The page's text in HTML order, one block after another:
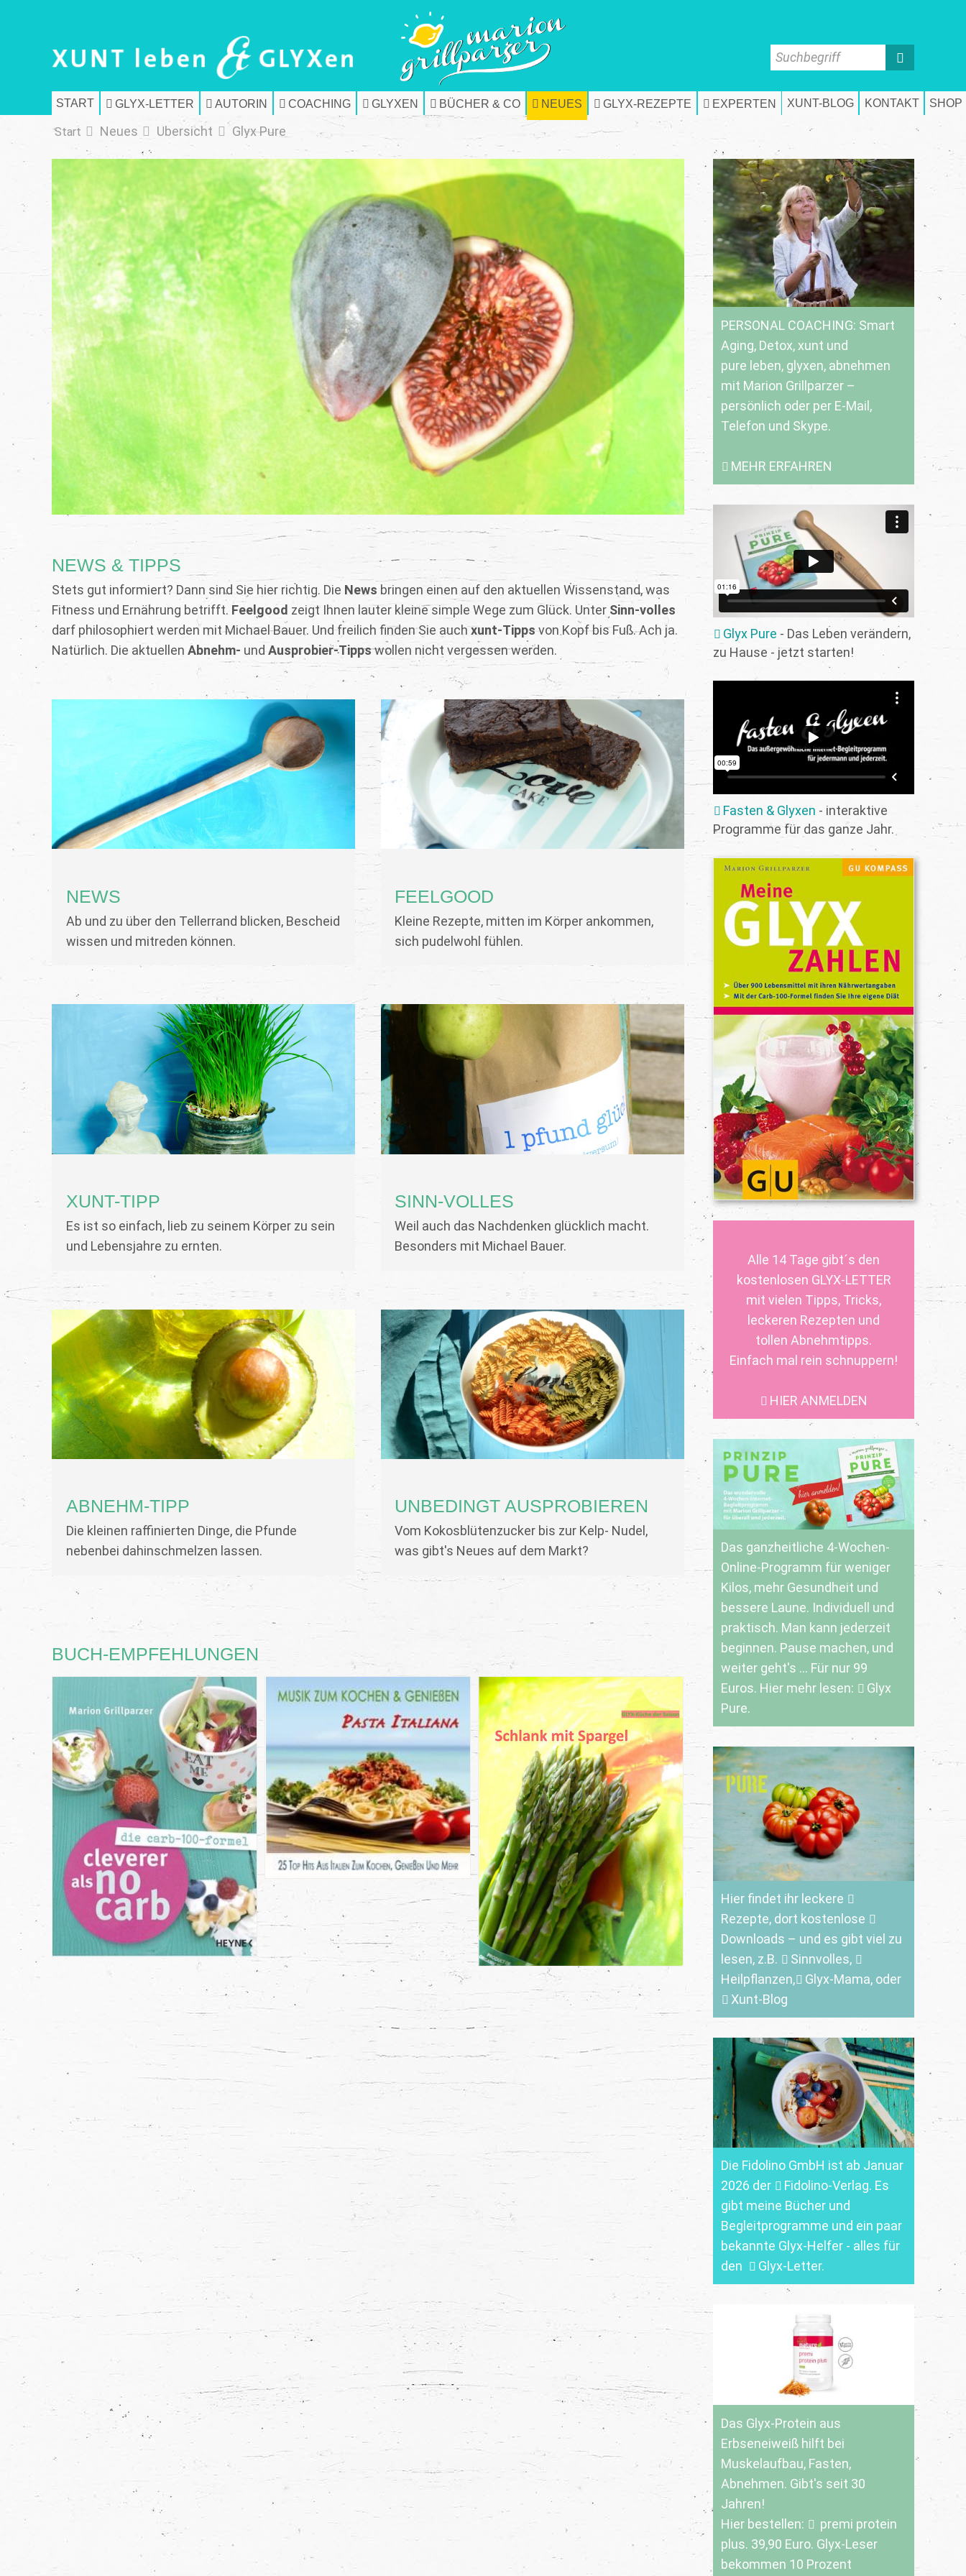
START GLYX-LETTER AUTORIN COACHING GLYXEN BÜCHER & CO NEUES GLYX-REZEPTE EXPERTEN XUNT-BLOG KONTAKT SHOP
Suchbegriff
Start Neues Übersicht Glyx Pure
PERSONAL COACHING: Smart
Aging, Detox, xunt und
pure leben, glyxen, abnehmen
mit Marion Grillparzer –
persönlich oder per E-Mail,
Telefon und Skype.
MEHR ERFAHREN
Glyx Pure - Das Leben verändern,
zu Hause - jetzt starten!
Fasten & Glyxen - interaktive
Programme für das ganze Jahr.
Alle 14 Tage gibt´s den
kostenlosen GLYX-LETTER
mit vielen Tipps, Tricks,
leckeren Rezepten und
tollen Abnehmtipps.
Einfach mal rein schnuppern!
HIER ANMELDEN
Das ganzheitliche 4-Wochen-
Online-Programm für weniger
Kilos, mehr Gesundheit und
bessere Laune. Individuell und
praktisch. Man kann jederzeit
beginnen. Pause machen, und
weiter geht's ... Für nur 99
Euros. Hier mehr lesen:
Glyx
Pure.
Hier findet ihr leckere
Rezepte, dort kostenlose
Downloads – und es gibt viel zu
lesen, z.B.
Sinnvolles,
Heilpflanzen,
Glyx-Mama, oder
Xunt-Blog
Die Fidolino GmbH ist ab Januar
2026 der
Fidolino-Verlag. Es
gibt meine Bücher und
Begleitprogramme und ein paar
bekannte Glyx-Helfer - alles für
den
Glyx-Letter.
Das Glyx-Protein aus
Erbseneiweiß hilft bei
Muskelaufbau, Fasten,
Abnehmen. Gibt's seit 30
Jahren!
Hier bestellen:
premi protein
plus. 39,90 Euro. Glyx-Leser
bekommen 10 Prozent
NEWS & TIPPS
Stets gut informiert? Dann sind Sie hier richtig. Die News bringen einen auf den aktuellen Wissenstand, was
Fitness und Ernährung betrifft. Feelgood zeigt Ihnen lauter kleine simple Wege zum Glück. Unter Sinn-volles
darf philosophiert werden mit Michael Bauer. Und freilich finden Sie auchxunt-Tipps von Kopf bis Fuß. Ach ja.
Natürlich. Die aktuellen Abnehm- und Ausprobier-Tippswollen nicht vergessen werden.
NEWS
Ab und zu über den Tellerrand blicken, Bescheid
wissen und mitreden können.
FEELGOOD
Kleine Rezepte, mitten im Körper ankommen,
sich pudelwohl fühlen.
XUNT-TIPP
Es ist so einfach, lieb zu seinem Körper zu sein
und Lebensjahre zu ernten.
SINN-VOLLES
Weil auch das Nachdenken glücklich macht.
Besonders mit Michael Bauer.
ABNEHM-TIPP
Die kleinen raffinierten Dinge, die Pfunde
nebenbei dahinschmelzen lassen.
UNBEDINGT AUSPROBIEREN
Vom Kokosblütenzucker bis zur Kelp- Nudel,
was gibt's Neues auf dem Markt?
BUCH-EMPFEHLUNGEN